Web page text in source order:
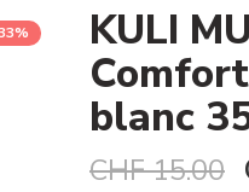
KULI
blanc
CHF15.00